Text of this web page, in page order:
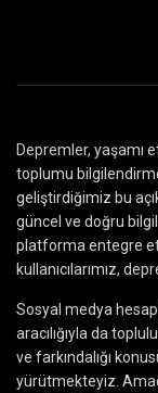
Depremler, yaşamı
toplumu
geliştirdiğimiz bu
güncel ve doğru
platforma entegre
kullanıcılarımız,
Sosyal medya
aracılığıyla da
ve farkındalığı
yürütmekteyiz.